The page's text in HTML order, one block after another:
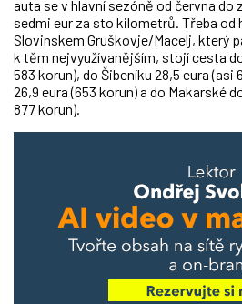
auta se v hlavní sezóně od června do
sedmi eur za sto kilometrů. Třeba od
Slovinskem Gruškovje/Macelj, který
k těm nejvyužívanějším, stojí cesta
583 korun), do Šibeníku 28,5 eura (asi
26,9 eura (653 korun) a do Makarské
877 korun).